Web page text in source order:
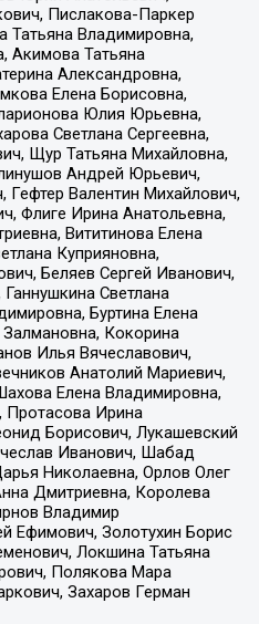
Пислакова-Паркер
Татьяна Владимировна,
Акимова Татьяна
Александровна,
Елена Борисовна,
Юлия Юрьевна,
Светлана Сергеевна,
Щур Татьяна Михайловна,
Андрей Юрьевич,
Гефтер Валентин Михайлович,
Флиге Ирина Анатольевна,
Вититинова Елена
Куприяновна,
Беляев Сергей Иванович,
Светлана
Буртина Елена
Кокорина
Илья Вячеславович,
Анатолий Мариевич,
Елена Владимировна,
Протасова Ирина
Борисович, Лукашевский
Иванович, Шабад
Николаевна, Орлов Олег
Дмитриевна, Королева
Владимир
Ефимович, Золотухин Борис
Локшина Татьяна
Полякова Мара
Захаров Герман